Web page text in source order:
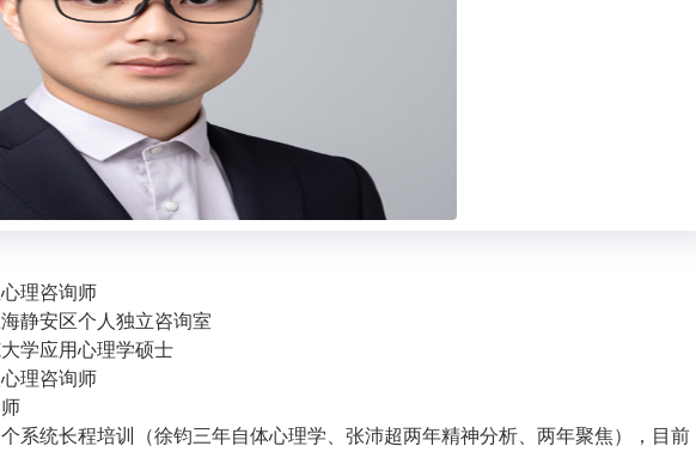
去耐心，就想着赶紧画完交差。其实这里可以问一个问题，给谁交差。很
访就需要咨询师认为自己画的就是房子，必须是房子。咨询师会和来访
多画一些细节，让这幅油画更生动。于是这幅画留白的地方变少了，画纸
充分利用起来了，“房子”周围的内容也变丰富了。一个人什么时候才能画
中所想？是自己愿意。来访画着画着可能因为现实的压力，或者是发现这
越不像自己以为的那个样子而变得很焦虑，原来自己以为的那片红色的叶
一颗血淋淋的心脏、以为的皎洁的月亮其实是一把锋利的镰刀……是不是
。于是不断问咨询师，我这一笔画得如何，我这样画对不对，我下一笔怎
新的颜色或者是色层，开始在一些不重要的细枝末节里面不断填充颜
为天气不好、心情不好、画纸有点皱、画架有点倾斜而推迟继续作画，
询师没有用不继续画（咨询师能力的确有高低之分，也的确存在咨询师
能力、个人议题等原因让咨询卡在某个地方的情况，但我们要思考的是
时候来访开始不画，回到来访此刻的状态里），甚至直接不画了，就把
，最后的情况是把画纸撕了。我们是否能够接受自己最终所画的和自己
理咨询师
静安区个人独立咨询室
学应用心理学硕士
理咨询师
系统长程培训（徐钧三年自体心理学、张沛超两年精神分析、两年聚焦），目前